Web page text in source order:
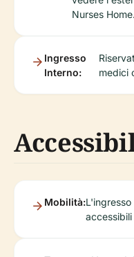
Nurses Home.
Ingresso
Interno:
medici
Mobilità: